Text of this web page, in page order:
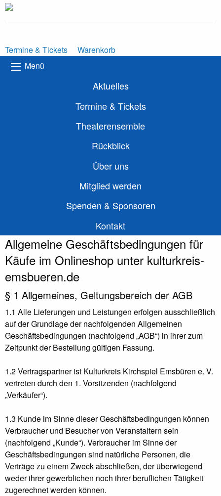
Termine & Tickets
Warenkorb
Menü
Aktuelles
Termine & Tickets
Theaterensemble
Rückblick
Über uns
Mitglied werden
Spenden & Sponsoren
Kontakt
Allgemeine Geschäftsbedingungen für
Käufe im Onlineshop unter kulturkreis-
emsbueren.de
§ 1 Allgemeines, Geltungsbereich der AGB
1.1 Alle Lieferungen und Leistungen erfolgen ausschließlich
auf der Grundlage der nachfolgenden Allgemeinen
Geschäftsbedingungen (nachfolgend „AGB“) in ihrer zum
Zeitpunkt der Bestellung gültigen Fassung.
1.2 Vertragspartner ist Kulturkreis Kirchspiel Emsbüren e. V.
vertreten durch den 1. Vorsitzenden (nachfolgend
„Verkäufer“).
1.3 Kunde im Sinne dieser Geschäftsbedingungen können
Verbraucher und Besucher von Veranstaltern sein
(nachfolgend „Kunde“). Verbraucher im Sinne der
Geschäftsbedingungen sind natürliche Personen, die
Verträge zu einem Zweck abschließen, der überwiegend
weder ihrer gewerblichen noch ihrer beruflichen Tätigkeit
zugerechnet werden können.